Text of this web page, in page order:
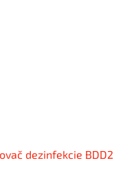
dezinfekcie BDD2